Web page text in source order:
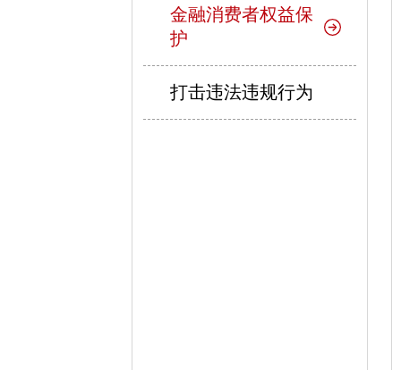
金融消费者权益保
护
打击违法违规行为